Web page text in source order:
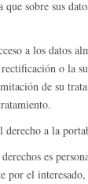
sobre sus
a los datos
o la
de su
derecho a la
es
por el